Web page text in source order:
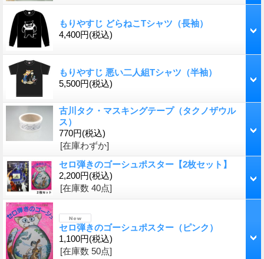
もりやすじ どらねこTシャツ（長袖）
4,400円(税込)
もりやすじ 悪い二人組Tシャツ（半袖）
5,500円(税込)
古川タク・マスキングテープ（タクノザウル
ス）
770円(税込)
[在庫わずか]
セロ弾きのゴーシュポスター【2枚セット】
2,200円(税込)
[在庫数 40点]
セロ弾きのゴーシュポスター（ピンク）
1,100円(税込)
[在庫数 50点]